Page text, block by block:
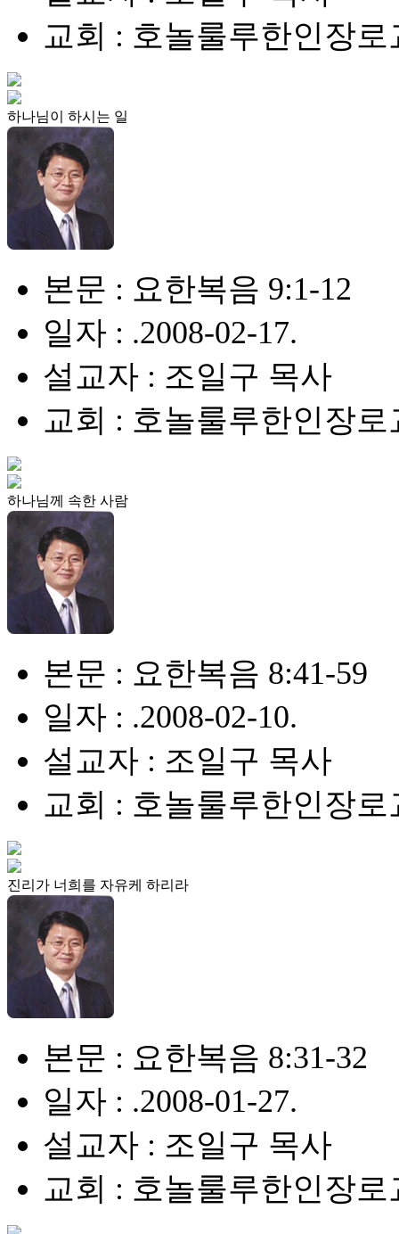
교회 : 호놀룰루한인장로
하나님이 하시는 일
본문 : 요한복음 9:1-12
일자 : .2008-02-17.
설교자 : 조일구 목사
교회 : 호놀룰루한인장로
하나님께 속한 사람
본문 : 요한복음 8:41-59
일자 : .2008-02-10.
설교자 : 조일구 목사
교회 : 호놀룰루한인장로
진리가 너희를 자유케 하리라
본문 : 요한복음 8:31-32
일자 : .2008-01-27.
설교자 : 조일구 목사
교회 : 호놀룰루한인장로